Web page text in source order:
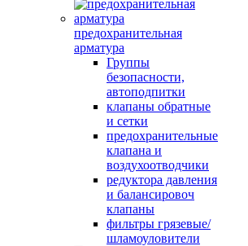
предохранительная
арматура
Группы
безопасности,
автоподпитки
клапаны обратные
и сетки
предохранительные
клапана и
воздухоотводчики
редуктора давления
и балансировоч
клапаны
фильтры грязевые/
шламоуловители